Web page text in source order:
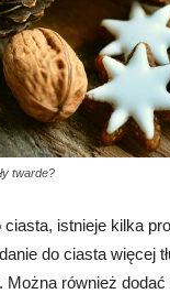
twarde?
istnieje kilka
do ciasta więcej
Można również dodać